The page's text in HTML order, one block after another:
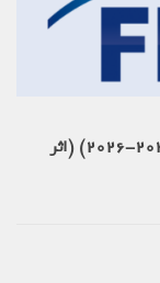
قوانین تکنیکی فدراسیون جهانی شمشیربازی (2025-2026) (اثر